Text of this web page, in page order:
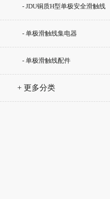
- JDU铜质H型单极安全滑触线
- 单极滑触线集电器
- 单极滑触线配件
+ 更多分类